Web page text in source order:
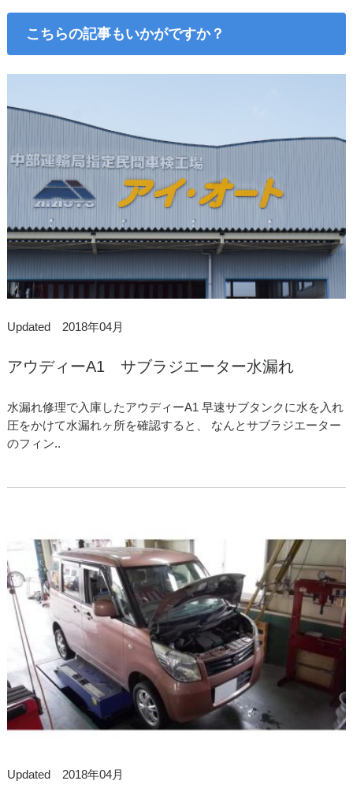
こちらの記事もいかがですか？
Updated 2018年04月
アウディーA1 サブラジエーター水漏れ
水漏れ修理で入庫したアウディーA1 早速サブタンクに水を入れ
圧をかけて水漏れヶ所を確認すると、 なんとサブラジエーター
のフィン..
Updated 2018年04月